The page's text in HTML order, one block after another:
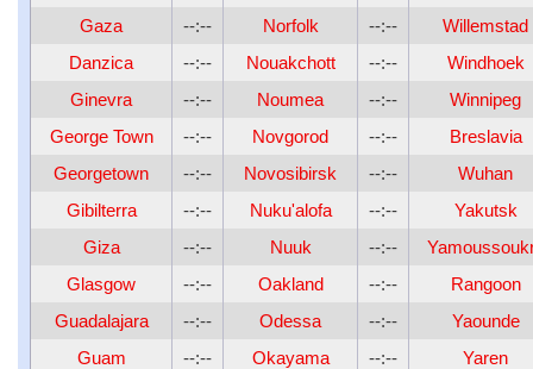
Gaza
--:-- Norfolk --:--
Willemstad
Danzica
--:-- Nouakchott --:--
Windhoek
Ginevra
--:-- Noumea --:--
Winnipeg
George Town
--:-- Novgorod --:--
Breslavia
Georgetown
--:-- Novosibirsk --:--
Wuhan
Gibilterra
--:-- Nuku'alofa --:--
Yakutsk
Giza
--:-- Nuuk --:--
Glasgow
--:-- Oakland --:--
Rangoon
Guadalajara
--:-- Odessa --:--
Yaounde
Guam
--:-- Okayama --:--
Yaren